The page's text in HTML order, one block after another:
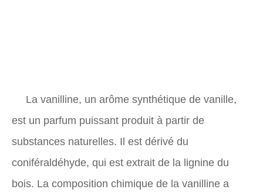
La vanilline, un arôme synthétique de vanille,
est un parfum puissant produit à partir de
substances naturelles. Il est dérivé du
coniféraldéhyde, qui est extrait de la lignine du
bois. La composition chimique de la vanilline a